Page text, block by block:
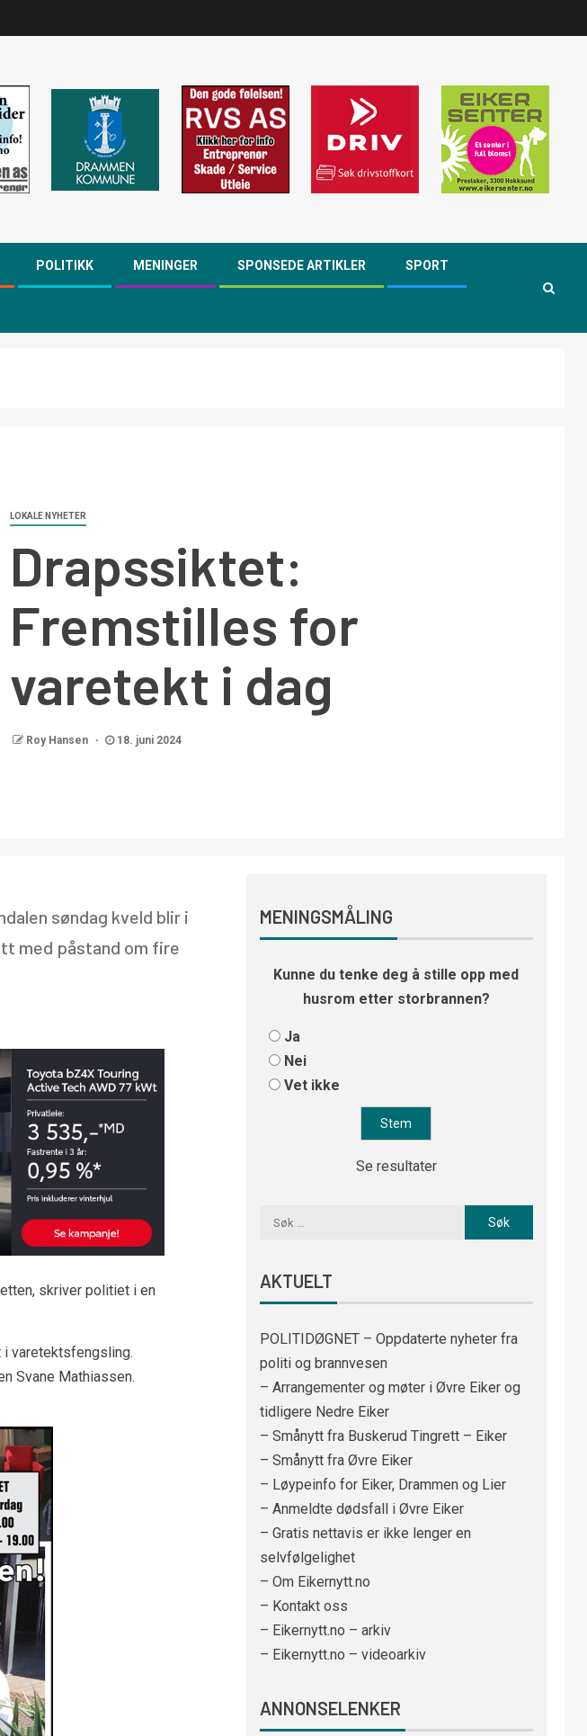
POLITIKK MENINGER SPONSEDE ARTIKLER SPORT
LOKALE NYHETER
Drapssiktet:
Fremstilles for
varetekt i dag
Roy Hansen 18. juni 2024
søndag kveld blir i
med påstand om fire
skriver politiet i en
i varetektsfengsling.
Svane Mathiassen.
MENINGSMÅLING
Kunne du tenke deg å stille opp med
husrom etter storbrannen?
Ja
Nei
Vet ikke
Se resultater
AKTUELT
POLITIDØGNET – Oppdaterte nyheter fra
politi og brannvesen
– Arrangementer og møter i Øvre Eiker og
tidligere Nedre Eiker
– Smånytt fra Buskerud Tingrett – Eiker
– Smånytt fra Øvre Eiker
– Løypeinfo for Eiker, Drammen og Lier
– Anmeldte dødsfall i Øvre Eiker
– Gratis nettavis er ikke lenger en
selvfølgelighet
– Om Eikernytt.no
– Kontakt oss
– Eikernytt.no – arkiv
– Eikernytt.no – videoarkiv
ANNONSELENKER